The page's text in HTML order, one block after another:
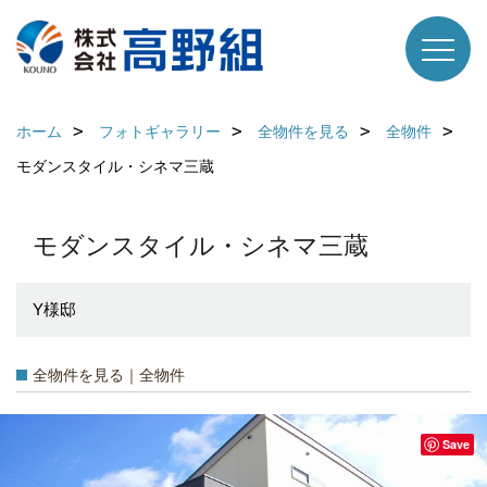
ホーム フォトギャラリー 全物件を見る
全物件
モダンスタイル・シネマ三蔵
モダンスタイル・シネマ三蔵
Y様邸
全物件を見る｜全物件
Save